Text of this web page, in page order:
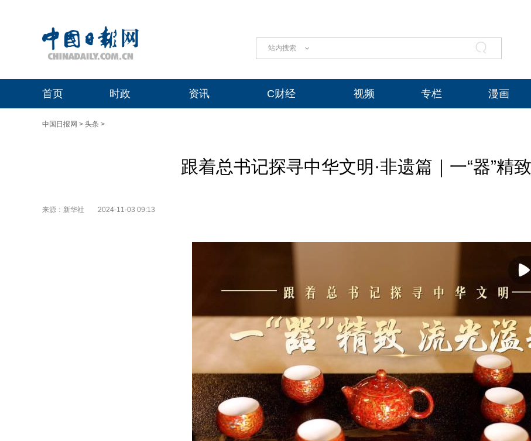
站内搜索
首页 时政 资讯 C财经 视频 专栏 漫画
中国日报网 > 头条 >
跟着总书记探寻中华文明·非遗篇｜一“器”精
来源：新华社 2024-11-03 09:13